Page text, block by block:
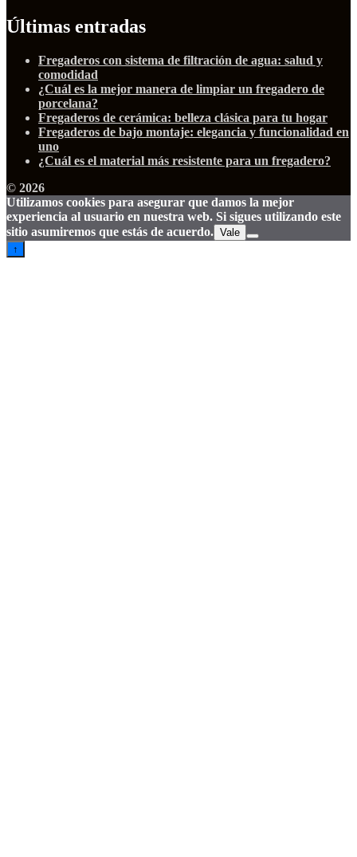
Últimas entradas
Fregaderos con sistema de filtración de agua: salud y
comodidad
¿Cuál es la mejor manera de limpiar un fregadero de
porcelana?
Fregaderos de cerámica: belleza clásica para tu hogar
Fregaderos de bajo montaje: elegancia y funcionalidad en
uno
¿Cuál es el material más resistente para un fregadero?
© 2026
Utilizamos cookies para asegurar que damos la mejor
experiencia al usuario en nuestra web. Si sigues utilizando este
sitio asumiremos que estás de acuerdo. Vale
↑